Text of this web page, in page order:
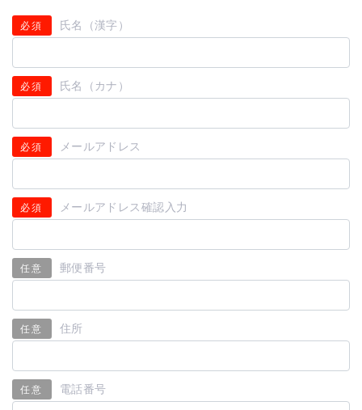
必須 氏名（漢字）
必須 氏名（カナ）
必須 メールアドレス
必須 メールアドレス確認入力
任意 郵便番号
任意 住所
任意 電話番号